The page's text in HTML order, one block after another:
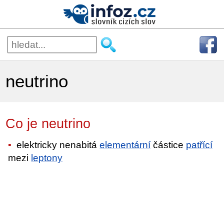
neutrino
Co je neutrino
elektricky nenabitáelementární částice patřící
mezi leptony